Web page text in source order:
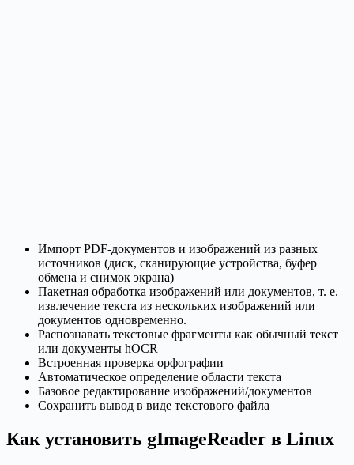
Импорт PDF-документов и изображений из разных
источников (диск, сканирующие устройства, буфер
обмена и снимок экрана)
Пакетная обработка изображений или документов, т. е.
извлечение текста из нескольких изображений или
документов одновременно.
Распознавать текстовые фрагменты как обычный текст
или документы hOCR
Встроенная проверка орфографии
Автоматическое определение области текста
Базовое редактирование изображений/документов
Сохранить вывод в виде текстового файла
Как установить gImageReader в Linux